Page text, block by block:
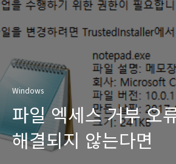
Windows
파일 엑세스 거부 오
해결되지 않는다면